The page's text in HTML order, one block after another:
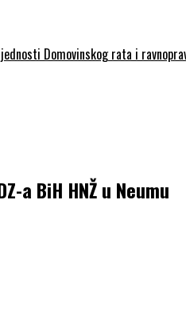
Domovinskog rata i
a BiH HNŽ u Neumu